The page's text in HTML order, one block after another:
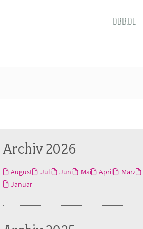
DBB.DE
Archiv 2026
August Juli Juni Mai April März
Januar